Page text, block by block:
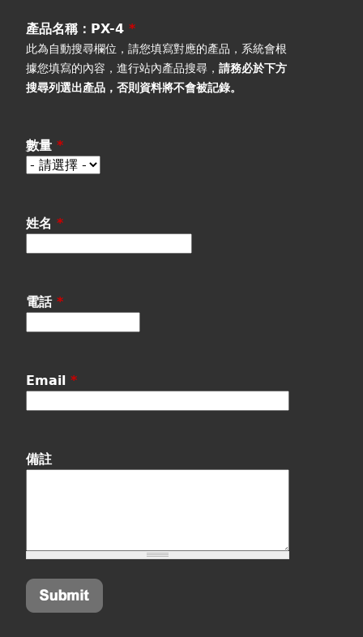
視聽室預約
線上商城
引
標
產品名稱：PX-4*
此為自動搜尋欄位，請您填寫對應的產品，系統會根
據您填寫的內容，進行站內產品搜尋，請務必於下方
搜尋列選出產品 ，否則資料將不會被記錄。
數量*
姓名*
電話*
Email*
備註